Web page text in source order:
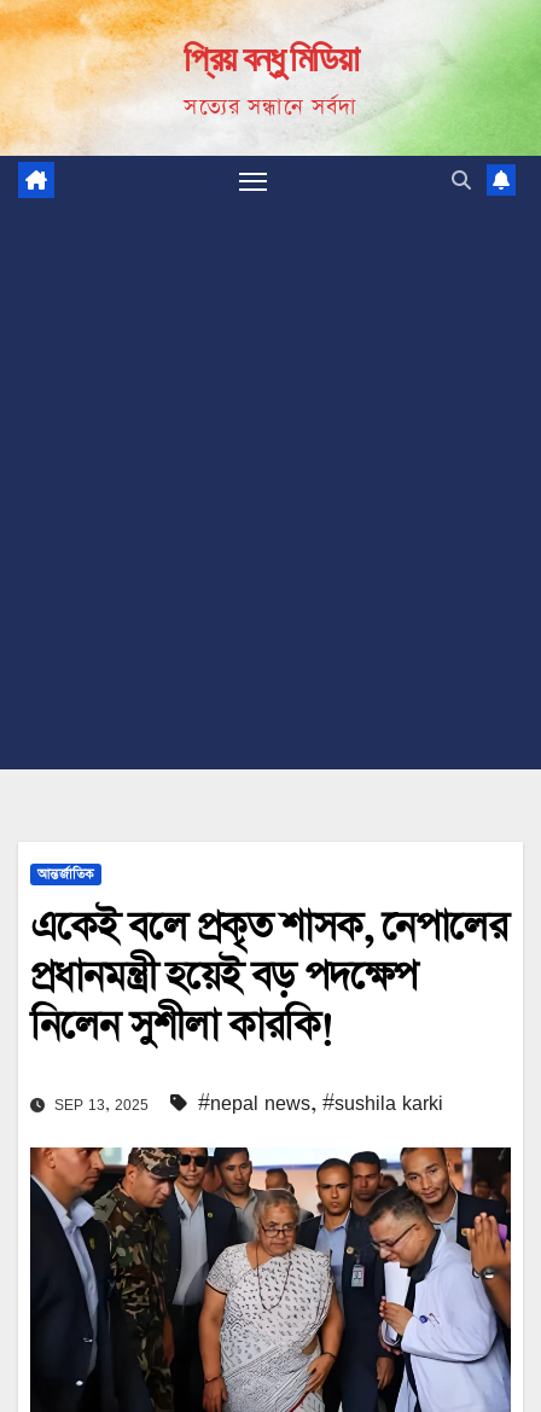
Skip
to
content
প্রিয় বন্ধু মিডিয়া
সত্যের সন্ধানে সর্বদা
আন্তর্জাতিক
একেই বলে প্রকৃত শাসক, নেপালের
প্রধানমন্ত্রী হয়েই বড় পদক্ষেপ
নিলেন সুশীলা কারকি!
SEP 13, 2025 #nepal news, #sushila karki